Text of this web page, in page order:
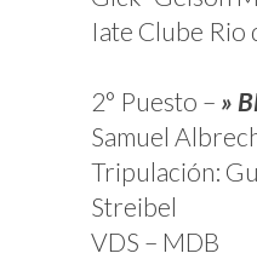
Iate Clube Rio
2° Puesto – »
Samuel
Tripulación:
Streibel
VDS – MDB